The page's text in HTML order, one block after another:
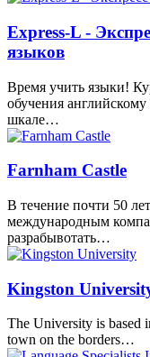
Express-L -
языков
Время учить языки!
обучения
шкале…
Farnham Castle
В течение почти 50
международным
разрабывотать…
Kingston
The University is based
town on the borders…